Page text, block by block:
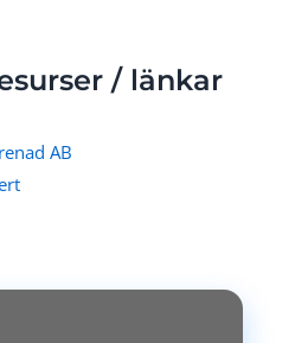
/ länkar
AB